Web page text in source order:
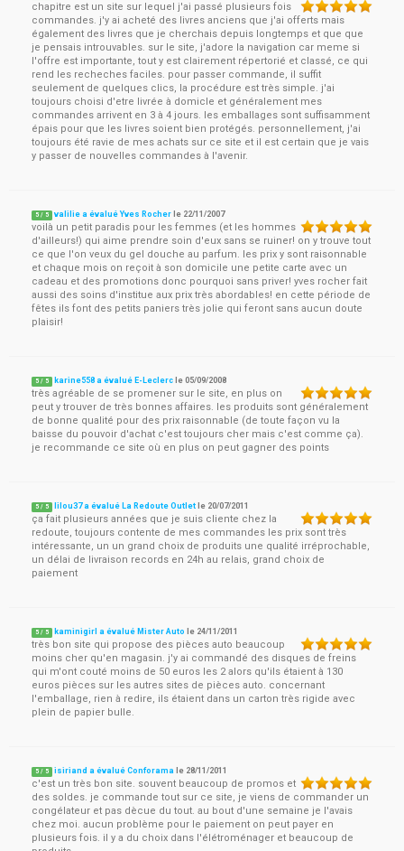
chapitre est un site sur lequel j'ai passé plusieurs fois
commandes. j'y ai acheté des livres anciens que j'ai offerts mais
également des livres que je cherchais depuis longtemps et que que
je pensais introuvables. sur le site, j'adore la navigation car meme si
l'offre est importante, tout y est clairement répertorié et classé, ce qui
rend les recheches faciles. pour passer commande, il suffit
seulement de quelques clics, la procédure est très simple. j'ai
toujours choisi d'etre livrée à domicle et généralement mes
commandes arrivent en 3 à 4 jours. les emballages sont suffisamment
épais pour que les livres soient bien protégés. personnellement, j'ai
toujours été ravie de mes achats sur ce site et il est certain que je vais
y passer de nouvelles commandes à l'avenir.
5 / 5 valilie a évalué Yves Rocher le 22/11/2007
voilà un petit paradis pour les femmes (et les hommes
d'ailleurs!) qui aime prendre soin d'eux sans se ruiner! on y trouve tout
ce que l'on veux du gel douche au parfum. les prix y sont raisonnable
et chaque mois on reçoit à son domicile une petite carte avec un
cadeau et des promotions donc pourquoi sans priver! yves rocher fait
aussi des soins d'institue aux prix très abordables! en cette période de
fêtes ils font des petits paniers très jolie qui feront sans aucun doute
plaisir!
5 / 5 karine558 a évalué E-Leclerc le05/09/2008
très agréable de se promener sur le site, en plus on
peut y trouver de très bonnes affaires. les produits sont généralement
de bonne qualité pour des prix raisonnable (de toute façon vu la
baisse du pouvoir d'achat c'est toujours cher mais c'est comme ça).
je recommande ce site où en plus on peut gagner des points
5 / 5 lilou37 a évalué La Redoute Outlet le 20/07/2011
ça fait plusieurs années que je suis cliente chez la
redoute, toujours contente de mes commandes les prix sont très
intéressante, un un grand choix de produits une qualité irréprochable,
un délai de livraison records en 24h au relais, grand choix de
paiement
5 / 5 kaminigirl a évalué Mister Auto le 24/11/2011
très bon site qui propose des pièces auto beaucoup
moins cher qu'en magasin. j'y ai commandé des disques de freins
qui m'ont couté moins de 50 euros les 2 alors qu'ils étaient à 130
euros pièces sur les autres sites de pièces auto. concernant
l'emballage, rien à redire, ils étaient dans un carton très rigide avec
plein de papier bulle.
5 / 5 isiriand a évalué Conforama le 28/11/2011
c'est un très bon site. souvent beaucoup de promos et
des soldes. je commande tout sur ce site, je viens de commander un
congélateur et pas dècue du tout. au bout d'une semaine je l'avais
chez moi. aucun problème pour le paiement on peut payer en
plusieurs fois. il y a du choix dans l'élétroménager et beaucoup de